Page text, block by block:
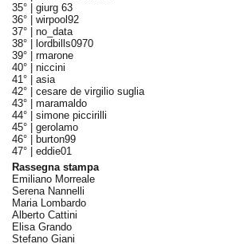
35° | giurg 63
36° | wirpool92
37° | no_data
38° |
lordbills0970
39° | rmarone
40° | niccini
41° | asia
42° | cesare de virgilio suglia
43° | maramaldo
44° | simone piccirilli
45° | gerolamo
46° |
burton99
47° | eddie01
Rassegna stampa
Emiliano Morreale
Serena Nannelli
Maria Lombardo
Alberto Cattini
Elisa Grando
Stefano Giani